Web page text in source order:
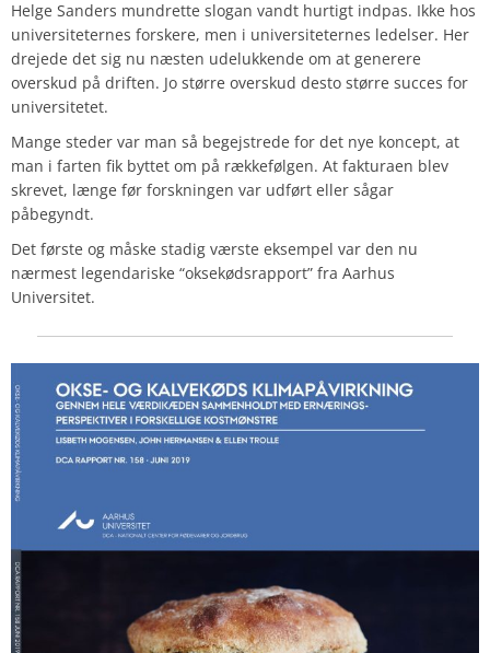
Helge Sanders mundrette slogan vandt hurtigt indpas. Ikke hos
universiteternes forskere, men i universiteternes ledelser. Her
drejede det sig nu næsten udelukkende om at generere
overskud på driften. Jo større overskud desto større succes for
universitetet.
Mange steder var man så begejstrede for det nye koncept, at
man i farten fik byttet om på rækkefølgen. At fakturaen blev
skrevet, længe før forskningen var udført eller sågar
påbegyndt.
Det første og måske stadig værste eksempel var den nu
nærmest legendariske “oksekødsrapport” fra Aarhus
Universitet.